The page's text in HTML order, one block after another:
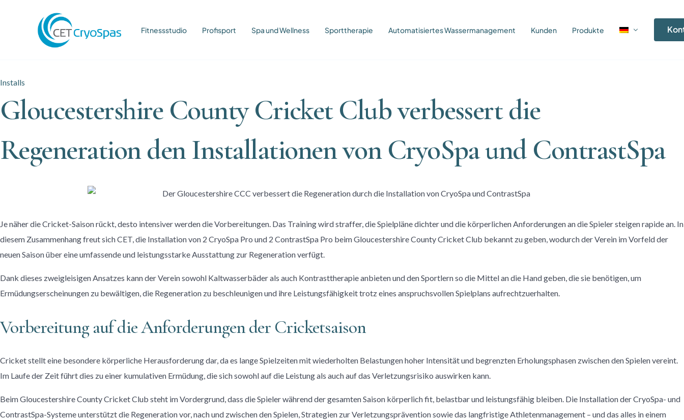
Fitnessstudio Profisport Spa und Wellness Sporttherapie Automatisiertes Wassermanagement Kunden Produkte
Installs
Gloucestershire County Cricket Club verbessert die
Regeneration den Installationen von CryoSpa und ContrastSpa
Je näher die Cricket-Saison rückt, desto intensiver werden die Vorbereitungen. Das Training wird straffer, die Spielpläne dichter und die körperlichen Anforderungen an die Spieler steigen rapide an. In
diesem Zusammenhang freut sich CET, die Installation von 2 CryoSpa Pro und 2 ContrastSpa Pro beim Gloucestershire County Cricket Club bekannt zu geben, wodurch der Verein im Vorfeld der
neuen Saison über eine umfassende und leistungsstarke Ausstattung zur Regeneration verfügt.
Dank dieses zweigleisigen Ansatzes kann der Verein sowohl Kaltwasserbäder als auch Kontrasttherapie anbieten und den Sportlern so die Mittel an die Hand geben, die sie benötigen, um
Ermüdungserscheinungen zu bewältigen, die Regeneration zu beschleunigen und ihre Leistungsfähigkeit trotz eines anspruchsvollen Spielplans aufrechtzuerhalten.
Vorbereitung auf die Anforderungen der Cricketsaison
Cricket stellt eine besondere körperliche Herausforderung dar, da es lange Spielzeiten mit wiederholten Belastungen hoher Intensität und begrenzten Erholungsphasen zwischen den Spielen vereint.
Im Laufe der Zeit führt dies zu einer kumulativen Ermüdung, die sich sowohl auf die Leistung als auch auf das Verletzungsrisiko auswirken kann.
Beim Gloucestershire County Cricket Club steht im Vordergrund, dass die Spieler während der gesamten Saison körperlich fit, belastbar und leistungsfähig bleiben. Die Installation der CryoSpa- und
ContrastSpa-Systeme unterstützt die Regeneration vor, nach und zwischen den Spielen, Strategien zur Verletzungsprävention sowie das langfristige Athletenmanagement – und das alles in einem